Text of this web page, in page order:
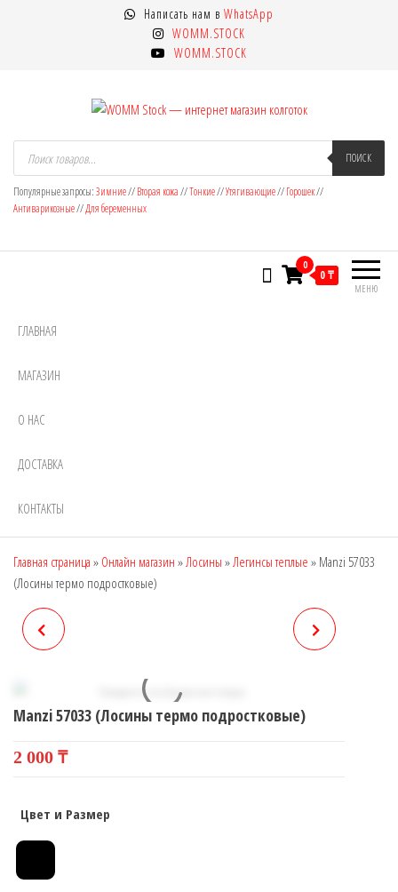
Написать нам в WhatsApp
WOMM.STOCK
WOMM.STOCK
WOMM Stock — интернет магазин
колготок
Колготки MANZI, Naja Street тонкие,
фантазийные, чулки, лосины
Поиск
товаров ПОИСК
Популярные запросы:Зимние//Вторая кожа//Тонкие//Утягивающие//Горошек//
Антиварикозные//Для беременных
МЕНЮ
0
0 ₸
ГЛАВНАЯ
МАГАЗИН
О НАС
ДОСТАВКА
КОНТАКТЫ
Главная страница » Онлайн магазин »Лосины »Легинсы теплые » Manzi 57033
(Лосины термо подростковые)
Manzi 57033 (Лосины термо подростковые)
2 000 ₸
Цвет и Размер